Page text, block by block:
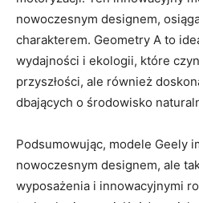
nowoczesnym designem,
charakterem. Geometry A ‌to
wydajności i ekologii, które
przyszłości, ale⁣ również
dbających o środowisko
Podsumowując, modele Geely
nowoczesnym designem, ale
wyposażenia i innowacyjnymi